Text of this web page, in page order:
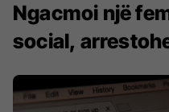
Ngacmoi një
social,